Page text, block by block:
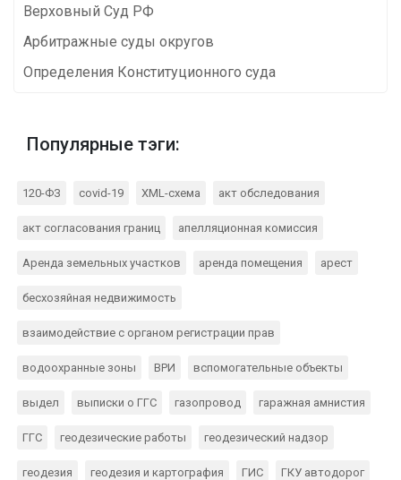
Верховный Суд РФ
Арбитражные суды округов
Определения Конституционного суда
Популярные тэги:
120-ФЗ covid-19 XML-схема акт обследования
акт согласования границ апелляционная комиссия
Аренда земельных участков аренда помещения арест
бесхозяйная недвижимость
взаимодействие с органом регистрации прав
водоохранные зоны ВРИ вспомогательные объекты
выдел выписки о ГГС газопровод гаражная амнистия
ГГС геодезические работы геодезический надзор
геодезия геодезия и картография ГИС ГКУ автодорог